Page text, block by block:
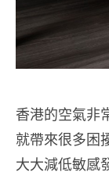
香港的空氣非
就帶來很多困
大大減低敏感